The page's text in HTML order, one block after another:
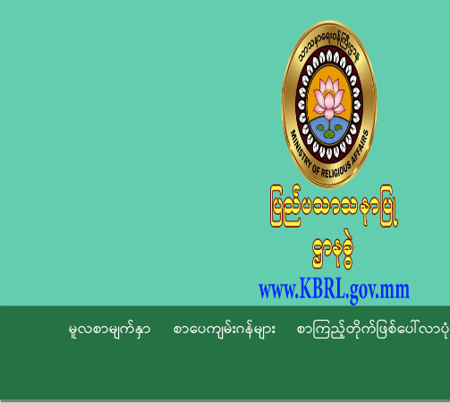
မူလစာမျက်နှာ စာပေကျမ်းဂန်များ စာကြည့်တိုက်ဖြစ်ပေါ်လာပုံ